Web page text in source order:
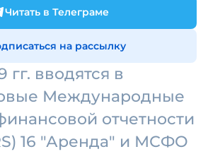
Читать в Телеграме
на рассылку
гг. вводятся в
Международные
отчетности
16 "Аренда" и МСФО